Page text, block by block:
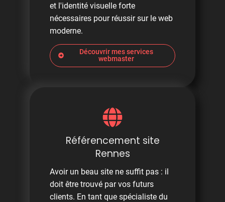
et l'identité visuelle forte
nécessaires pour réussir sur le web
moderne.
Découvrir mes services
webmaster
Référencement site
Rennes
Avoir un beau site ne suffit pas : il
doit être trouvé par vos futurs
clients. En tant que spécialiste du